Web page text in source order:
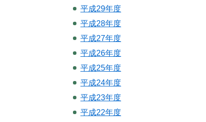
平成29年度
平成28年度
平成27年度
平成26年度
平成25年度
平成24年度
平成23年度
平成22年度